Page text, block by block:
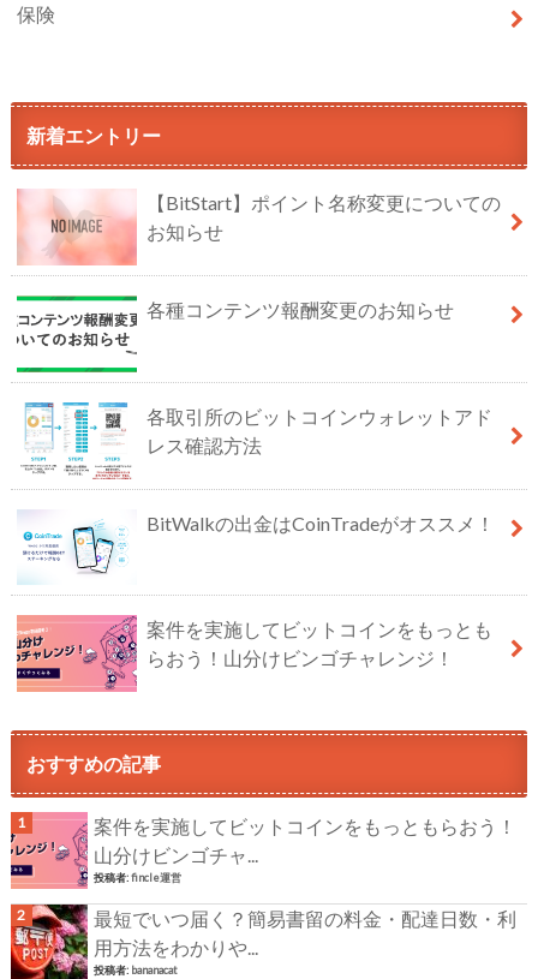
保険
新着エントリー
【BitStart】ポイント名称変更についての
お知らせ
各種コンテンツ報酬変更のお知らせ
各取引所のビットコインウォレットアド
レス確認方法
BitWalkの出金はCoinTradeがオススメ！
案件を実施してビットコインをもっとも
らおう！山分けビンゴチャレンジ！
おすすめの記事
案件を実施してビットコインをもっともらおう！
山分けビンゴチャ...
投稿者:fincle運営
最短でいつ届く？簡易書留の料金・配達日数・利
用方法をわかりや...
投稿者: bananacat